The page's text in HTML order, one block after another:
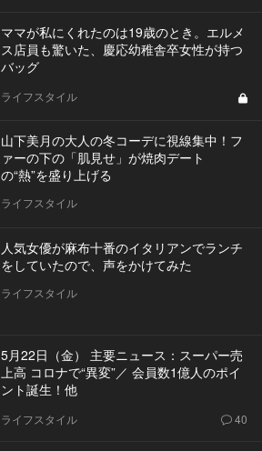
ママが私にくれたのは19歳のとき。エルメ
ス店員も驚いた、慶応幼稚舎卒女性が持つ
バッグ
ライフスタイル
山下美月の大人の冬コーデに視線集中！フ
ァーの下の「肌見せ」が焼肉デート
の“熱”を盛り上げる
ライフスタイル
人気女優が麻布十番のイタリアンでランチ
をしていたので、声をかけてみた
ライフスタイル
5月22日（金） 主要ニュース：スーパー売
上高 コロナで“異変”／ 会員数1億人のポイ
ント誕生！他
ライフスタイル 40